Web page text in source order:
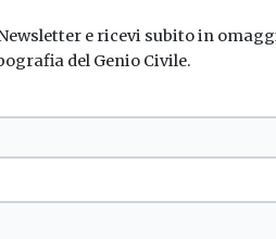
Anci proposte di
e ricevi subito in
del Genio Civile.